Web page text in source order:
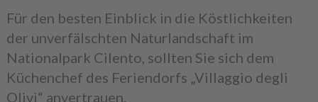
Für den besten Einblick in die Köstlichkeiten
der unverfälschten Naturlandschaft im
Nationalpark Cilento, sollten Sie sich dem
Küchenchef des Feriendorfs „Villaggio degli
Olivi“ anvertrauen.